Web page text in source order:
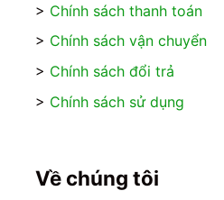
> Chính sách thanh toán
> Chính sách vận chuyển
> Chính sách đổi trả
> Chính sách sử dụng
Về chúng tôi